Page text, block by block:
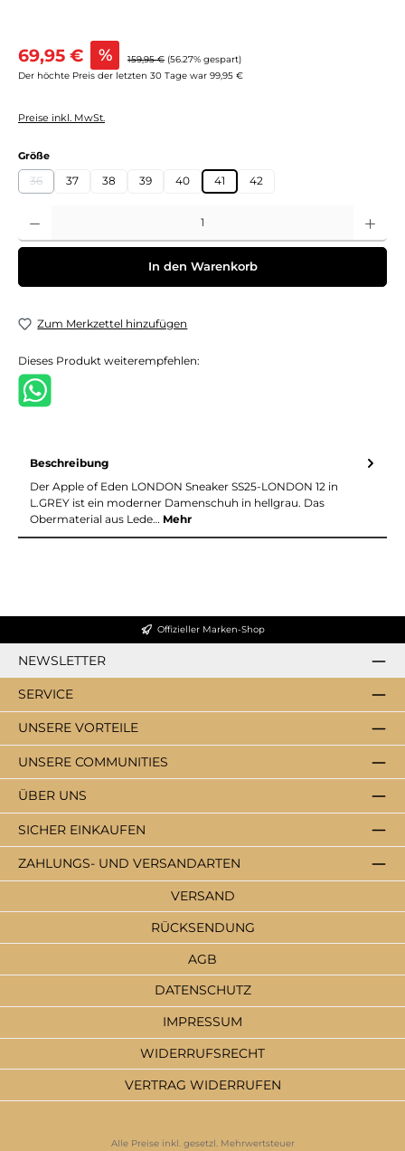
Verkaufspreis:
69,95 € % Regulärer Preis:
159,95 € (56.27% gespart)
Der höchte Preis der letzten 30 Tage war 99,95 €
Preise inkl. MwSt.
Größeauswählen
36
(Diese Option ist zurzeit nicht verfügbar.)
37 38 39 40 41 42
In den Warenkorb
Zum Merkzettel hinzufügen
Dieses Produkt weiterempfehlen:
Beschreibung
Der Apple of Eden LONDON Sneaker SS25-LONDON 12 in
L.GREY ist ein moderner Damenschuh in hellgrau. Das
Obermaterial aus Lede… Mehr
Offizieller Marken-Shop
NEWSLETTER
SERVICE
ZAHLUNGS- UND VERSANDARTEN
ÜBER UNS
SICHER EINKAUFEN
UNSERE VORTEILE
UNSERE COMMUNITIES
VERSAND
RÜCKSENDUNG
AGB
DATENSCHUTZ
IMPRESSUM
WIDERRUFSRECHT
VERTRAG WIDERRUFEN
Alle Preise inkl. gesetzl. Mehrwertsteuer